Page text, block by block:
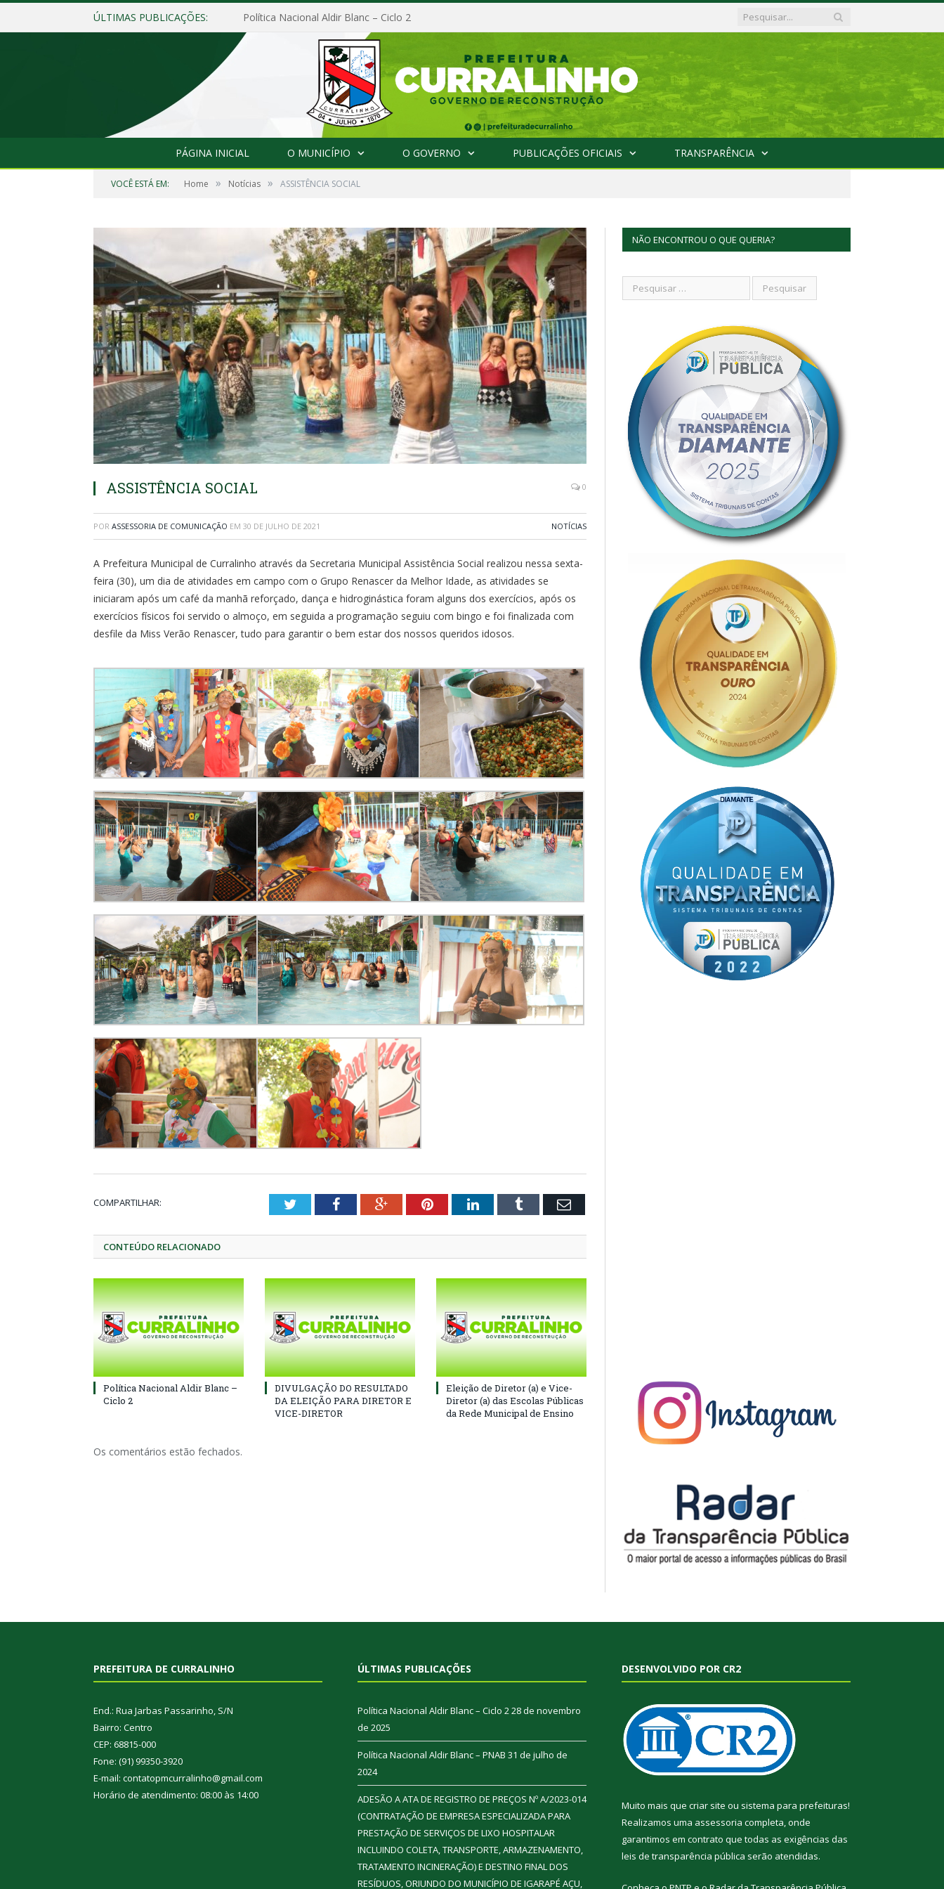
ÚLTIMAS PUBLICAÇÕES: Política Nacional Aldir Blanc – Ciclo 2
PÁGINA INICIAL O MUNICÍPIO O GOVERNO PUBLICAÇÕES OFICIAIS TRANSPARÊNCIA
VOCÊ ESTÁ EM: Home » Notícias » ASSISTÊNCIA SOCIAL
ASSISTÊNCIA SOCIAL 0
POR ASSESSORIA DE COMUNICAÇÃO EM 30 DE JULHO DE 2021 NOTÍCIAS
A Prefeitura Municipal de Curralinho através da Secretaria Municipal Assistência Social realizou nessa sexta-
feira (30), um dia de atividades em campo com o Grupo Renascer da Melhor Idade, as atividades se
iniciaram após um café da manhã reforçado, dança e hidroginástica foram alguns dos exercícios, após os
exercícios físicos foi servido o almoço, em seguida a programação seguiu com bingo e foi finalizada com
desfile da Miss Verão Renascer, tudo para garantir o bem estar dos nossos queridos idosos.
COMPARTILHAR: TwitterFacebookGoogle+PinterestLinkedInTumblr Email
CONTEÚDO RELACIONADO
Política Nacional Aldir Blanc –
Ciclo 2
DIVULGAÇÃO DO RESULTADO
DA ELEIÇÃO PARA DIRETOR E
VICE-DIRETOR
Eleição de Diretor (a) e Vice-
Diretor (a) das Escolas Públicas
da Rede Municipal de Ensino
Os comentários estão fechados.
NÃO ENCONTROU O QUE QUERIA?
PREFEITURA DE CURRALINHO
End.: Rua Jarbas Passarinho, S/N
Bairro: Centro
CEP: 68815-000
Fone: (91) 99350-3920
E-mail: contatopmcurralinho@gmail.com
Horário de atendimento: 08:00 às 14:00
ÚLTIMAS PUBLICAÇÕES
Política Nacional Aldir Blanc – Ciclo 228 de novembro
de 2025
Política Nacional Aldir Blanc – PNAB 31 de julho de
2024
ADESÃO A ATA DE REGISTRO DE PREÇOS Nº A/2023-014
(CONTRATAÇÃO DE EMPRESA ESPECIALIZADA PARA
PRESTAÇÃO DE SERVIÇOS DE LIXO HOSPITALAR
INCLUINDO COLETA, TRANSPORTE, ARMAZENAMENTO,
TRATAMENTO INCINERAÇÃO) E DESTINO FINAL DOS
RESÍDUOS, ORIUNDO DO MUNICÍPIO DE IGARAPÉ AÇU,
DESENVOLVIDO POR CR2
Muito mais que criar site ou sistema para prefeituras!
Realizamos uma assessoria completa, onde
garantimos em contrato que todas as exigências das
leis de transparência pública serão atendidas.